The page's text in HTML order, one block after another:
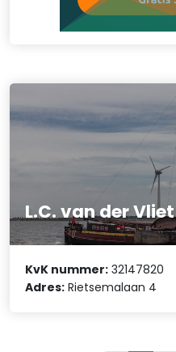
L.C. van der Vliet
KvK nummer: 32147820
Adres: Rietsemalaan 4